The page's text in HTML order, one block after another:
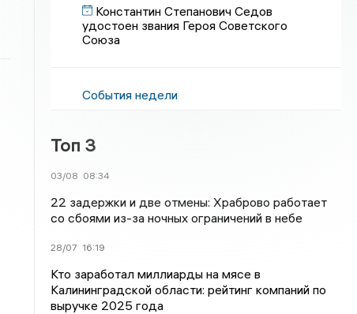
Константин Степанович Седов
удостоен звания Героя Советского
Союза
События недели
Топ 3
03/08 08:34
22 задержки и две отмены: Храброво работает
со сбоями из-за ночных ограничений в небе
28/07 16:19
Кто заработал миллиарды на мясе в
Калининградской области: рейтинг компаний по
выручке 2025 года